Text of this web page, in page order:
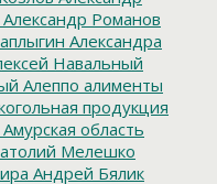
Александр Романов
Александра
Навальный
Алеппо алименты
продукция
Амурская область
Мелешко
Андрей Бялик